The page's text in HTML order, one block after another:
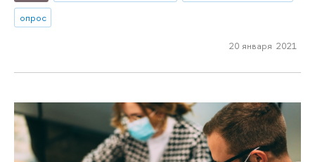
опрос
20 января 2021